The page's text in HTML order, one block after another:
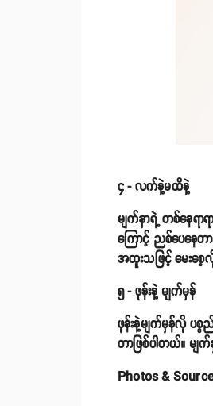
၄ - လက်နဲ့မထိနဲ့
မျက်နှာရဲ့ တစ်နေရ
ကြောင့် ညစ်ပေနေတာ
အထူးသဖြင့် မေးစေ့
၅ - ဖုန်းနဲ့ မျက်မှန်
ဖုန်းနဲ့မျက်မှန်လို ပစ္
တာဖြစ်ပါတယ်။ မျ
Photos &